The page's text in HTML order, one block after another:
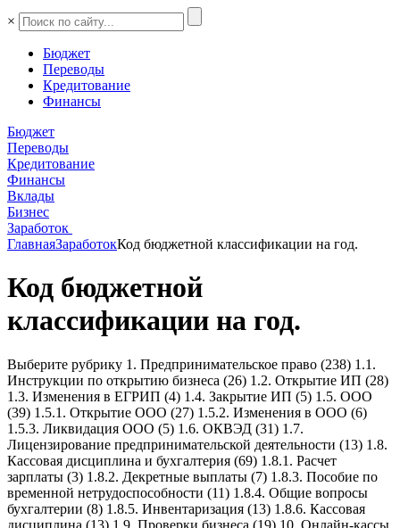
×
Бюджет
Переводы
Кредитование
Финансы
Бюджет
Переводы
Кредитование
Финансы
Вклады
Бизнес
Заработок
ГлавнаяЗаработокКод бюджетной классификации на год.
Код бюджетной
классификации на год.
Выберите рубрику 1. Предпринимательское право (238) 1.1.
Инструкции по открытию бизнеса (26) 1.2. Открытие ИП (28)
1.3. Изменения в ЕГРИП (4) 1.4. Закрытие ИП (5) 1.5. ООО
(39) 1.5.1. Открытие ООО (27) 1.5.2. Изменения в ООО (6)
1.5.3. Ликвидация ООО (5) 1.6. ОКВЭД (31) 1.7.
Лицензирование предпринимательской деятельности (13) 1.8.
Кассовая дисциплина и бухгалтерия (69) 1.8.1. Расчет
зарплаты (3) 1.8.2. Декретные выплаты (7) 1.8.3. Пособие по
временной нетрудоспособности (11) 1.8.4. Общие вопросы
бухгалтерии (8) 1.8.5. Инвентаризация (13) 1.8.6. Кассовая
дисциплина (13) 1.9. Проверки бизнеса (19) 10. Онлайн-кассы